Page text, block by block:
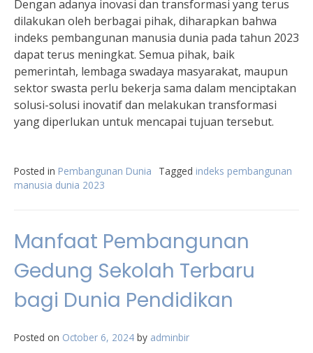
Dengan adanya inovasi dan transformasi yang terus
dilakukan oleh berbagai pihak, diharapkan bahwa
indeks pembangunan manusia dunia pada tahun 2023
dapat terus meningkat. Semua pihak, baik
pemerintah, lembaga swadaya masyarakat, maupun
sektor swasta perlu bekerja sama dalam menciptakan
solusi-solusi inovatif dan melakukan transformasi
yang diperlukan untuk mencapai tujuan tersebut.
Posted in Pembangunan Dunia Tagged indeks pembangunan
manusia dunia 2023
Manfaat Pembangunan
Gedung Sekolah Terbaru
bagi Dunia Pendidikan
Posted on October 6, 2024 by adminbir